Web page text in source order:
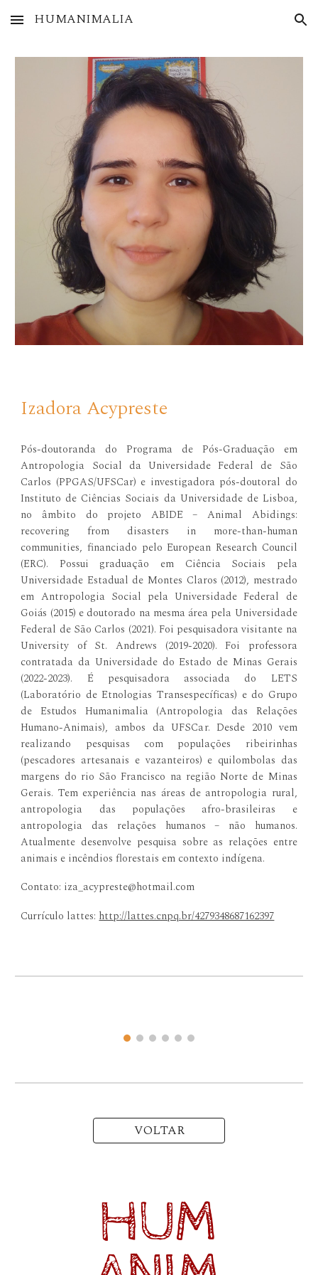
Skip to main content Skip to navigation
HUMANIMALIA
Izadora Acypreste
Pós-doutoranda do Programa de Pós-Graduação em
Antropologia Social da Universidade Federal de São
Carlos (PPGAS/UFSCar) e investigadora pós-doutoral do
Instituto de Ciências Sociais da Universidade de Lisboa,
no âmbito do projeto ABIDE – Animal Abidings:
recovering from disasters in more-than-human
communities, financiado pelo European Research Council
(ERC). Possui graduação em Ciência Sociais pela
Universidade Estadual de Montes Claros (2012), mestrado
em Antropologia Social pela Universidade Federal de
Goiás (2015) e doutorado na mesma área pela Universidade
Federal de São Carlos (2021). Foi pesquisadora visitante na
University of St. Andrews (2019-2020). Foi professora
contratada da Universidade do Estado de Minas Gerais
(2022-2023). É pesquisadora associada do LETS
(Laboratório de Etnologias Transespecíficas) e do Grupo
de Estudos Humanimalia (Antropologia das Relações
Humano-Animais), ambos da UFSCar. Desde 2010 vem
realizando pesquisas com populações ribeirinhas
(pescadores artesanais e vazanteiros) e quilombolas das
margens do rio São Francisco na região Norte de Minas
Gerais. Tem experiência nas áreas de antropologia rural,
antropologia das populações afro-brasileiras e
antropologia das relações humanos – não humanos.
Atualmente desenvolve pesquisa sobre as relações entre
animais e incêndios florestais em contexto indígena.
Contato: iza_acypreste@hotmail.com
Currículo lattes:http://lattes.cnpq.br/4279348687162397
VOLTAR